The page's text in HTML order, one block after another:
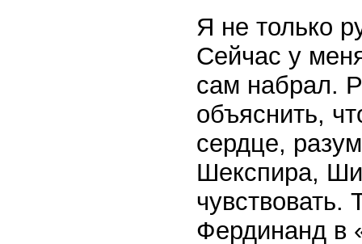
Я не только
Сейчас у
сам набрал.
объяснить,
сердце,
Шекспира,
Фердинанд в